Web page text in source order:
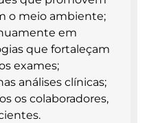
o meio ambiente;
em
que fortaleçam
exames;
análises clínicas;
os colaboradores,